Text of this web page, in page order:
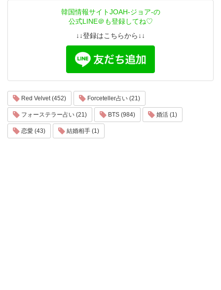
韓国情報サイトJOAH-ジョア-の
公式LINE＠も登録してね♡
↓↓登録はこちらから↓↓
Red Velvet (452) Forceteller占い (21)
フォーステラー占い (21) BTS (984) 婚活 (1)
恋愛 (43) 結婚相手 (1)